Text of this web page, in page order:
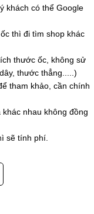
khách có thể Google
thì đi tìm shop khác
thước ốc, không sử
thước thẳng.....)
tham khảo, cần chính
nhau không đồng
sẽ tính phí.